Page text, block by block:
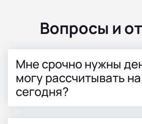
Вопросы и
Мне срочно нужны
могу рассчитывать
сегодня?